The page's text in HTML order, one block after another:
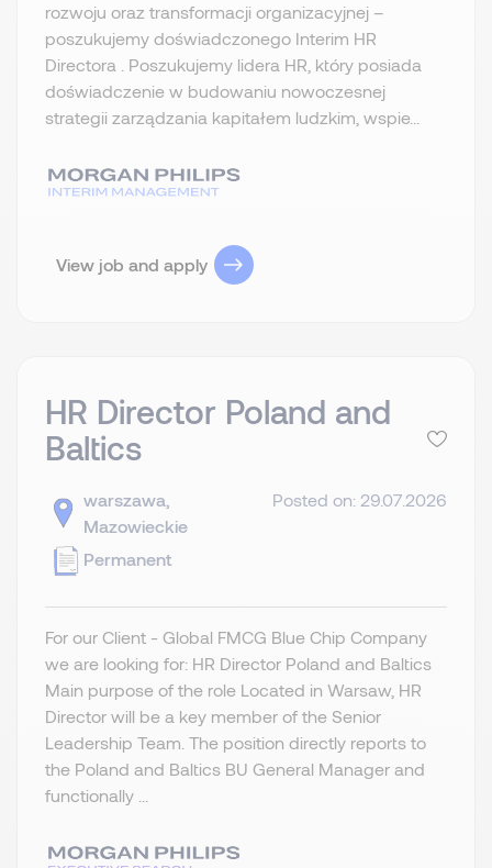
rozwoju oraz transformacji organizacyjnej –
poszukujemy doświadczonego Interim HR
Directora . Poszukujemy lidera HR, który posiada
doświadczenie w budowaniu nowoczesnej
strategii zarządzania kapitałem ludzkim, wspie...
View job and apply
HR Director Poland and
Baltics
warszawa,
Mazowieckie
Permanent
Posted on: 29.07.2026
For our Client - Global FMCG Blue Chip Company
we are looking for: HR Director Poland and Baltics
Main purpose of the role Located in Warsaw, HR
Director will be a key member of the Senior
Leadership Team. The position directly reports to
the Poland and Baltics BU General Manager and
functionally ...